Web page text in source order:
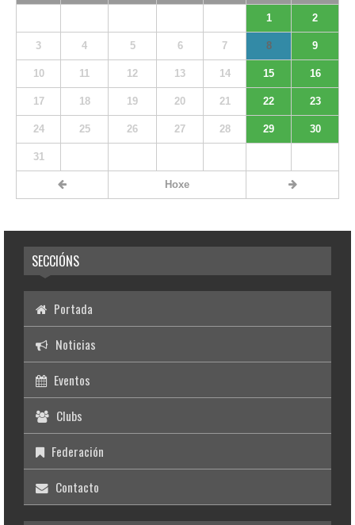
1 2
3 4 5 6 7 8 9
10 11 12 13 14 15 16
17 18 19 20 21 22 23
24 25 26 27 28 29 30
31
Hoxe
SECCIÓNS
Portada
Noticias
Eventos
Clubs
Federación
Contacto